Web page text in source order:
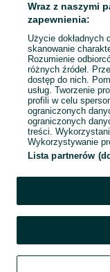
Mapa ministron
Popularne wyszukiwania
Wraz z naszymi
zapewnienia:
Użycie dokładnych
skanowanie
Rozumienie
różnych źródeł.
dostęp do nich.
usług. Tworzenie
profili w celu
ograniczonych
ograniczonych
treści.
Wykorzystywanie
Lista partnerów